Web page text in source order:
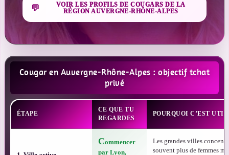
VOIR LES PROFILS DE COUGARS DE LA
RÉGION AUVERGNE-RHÔNE-ALPES
Cougar en Auvergne-Rhône-Alpes : objectif tchat
privé
ÉTAPE
CE QUE TU
REGARDES
POURQUOI C’EST
Commencer
par Lyon,
Les grandes villes
souvent plus de femmes